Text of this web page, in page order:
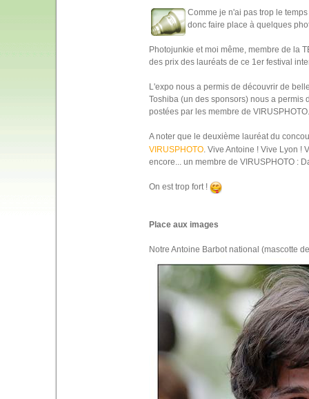
Comme je n'ai pas trop le
donc faire place à quelques
Photojunkie et moi même, membre de la
des prix des lauréats de ce 1er festival
L'expo nous a permis de découvrir de
Toshiba (un des sponsors) nous a
postées par les membre de VIRUSPHOTO.
A noter que le deuxième lauréat du
VIRUSPHOTO. Vive Antoine ! Vive Lyon !
encore... un membre de VIRUSPHOTO :
On est trop fort !
Place aux images
Notre Antoine Barbot national (mascotte